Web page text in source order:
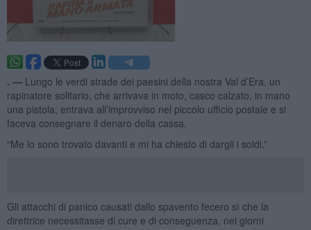
. — Lungo le verdi strade dei paesini della nostra Val d’Era, un
rapinatore solitario, che arrivava in moto, casco calzato, in mano
una pistola, entrava all’improvviso nel piccolo ufficio postale e si
faceva consegnare il denaro della cassa.
“Me lo sono trovato davanti e mi ha chiesto di dargli i soldi.”
Gli attacchi di panico causati dallo spavento fecero sì che la
direttrice necessitasse di cure e di conseguenza, nei giorni